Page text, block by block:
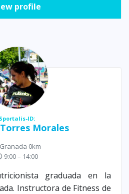
profile
Sportalis-ID:
Morales
Granada 0km
9:00 – 14:00
graduada en la
Instructora de Fitness de